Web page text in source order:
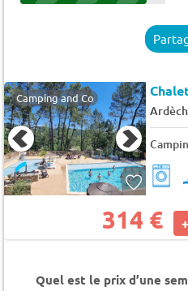
Camping and Co
314 €
Quel est le prix d’une